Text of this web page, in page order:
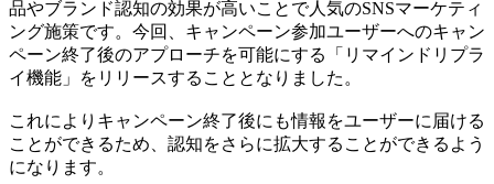
品やブランド認知の効果が高いことで人気のSNSマーケティ
ング施策です。今回、キャンペーン参加ユーザーへのキャン
ペーン終了後のアプローチを可能にする「リマインドリプラ
イ機能」をリリースすることとなりました。
これによりキャンペーン終了後にも情報をユーザーに届ける
ことができるため、認知をさらに拡大することができるよう
になります。